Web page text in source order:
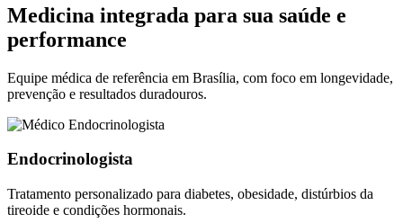
Medicina integrada para sua saúde e
performance
Equipe médica de referência em Brasília, com foco em longevidade,
prevenção e resultados duradouros.
Endocrinologista
Tratamento personalizado para diabetes, obesidade, distúrbios da
tireoide e condições hormonais.